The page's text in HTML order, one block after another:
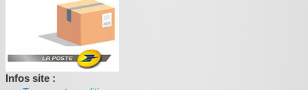
Infos site :